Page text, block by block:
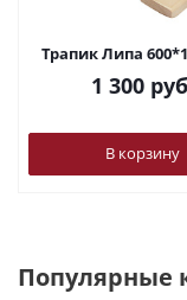
Трапик Липа
1 300
В корзину
Популярные